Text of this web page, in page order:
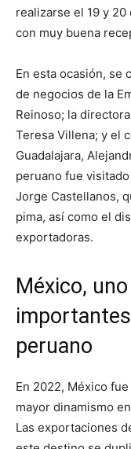
realizarse el 19 y
con muy buena
En esta ocasión, se
de negocios de la
Reinoso; la
Teresa Villena; y el
Guadalajara,
peruano fue
Jorge Castellanos,
pima, así como el
exportadoras.
México,
peruano
En 2022, México
mayor dinamismo
Las exportaciones